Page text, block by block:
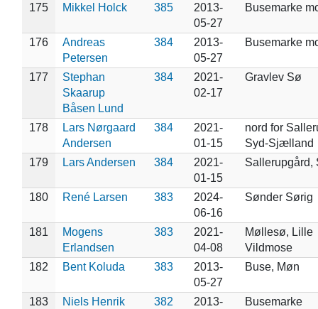
175 Mikkel Holck 385
2013-
05-27
Busemarke
176
Andreas
Petersen
384
2013-
05-27
Busemarke
177
Stephan
Skaarup
Båsen Lund
384
2021-
02-17
Gravlev Sø
178
Lars Nørgaard
Andersen
384
2021-
01-15
nord for
Syd-Sjælland
179
Lars Andersen 384
2021-
01-15
Sallerupgård,
180 René Larsen 383
2024-
06-16
Sønder Sørig
181
Mogens
Erlandsen
383
2021-
04-08
Møllesø, Lille
Vildmose
182
Bent Koluda 383
2013-
05-27
Buse, Møn
183
Niels Henrik
382
2013-
Busemarke